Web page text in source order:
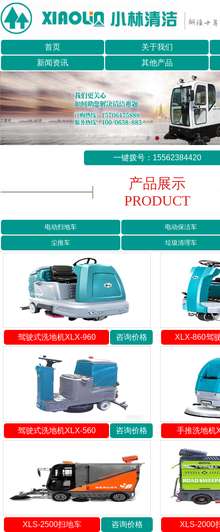
首页
关于我们
新闻资讯
其他产品
一键拨号：15562384420
产品展示
PRODUCT
电动扫地车 电动保洁车
尘推车 垃圾清理车
驾驶式洗地机XLX-960 咨询价格 XLX-860驾
驾驶式洗地机XLX-560 咨询价格 手推洗地机
XLS-2500扫地车 咨询价格 XLS-2000